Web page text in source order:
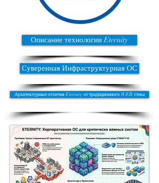
Описание технологии Eternity
Суверенная Инфраструктурная ОС
Архитектурные отличия Eternity от традиционного WEB-стека